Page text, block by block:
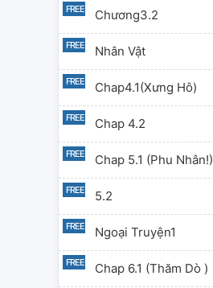
Chương3.2
Nhân Vật
Chap4.1(Xưng Hô)
Chap 4.2
Chap 5.1 (phu Nhân!)
5.2
Ngoại Truyện1
Chap 6.1 (Thăm Dò )